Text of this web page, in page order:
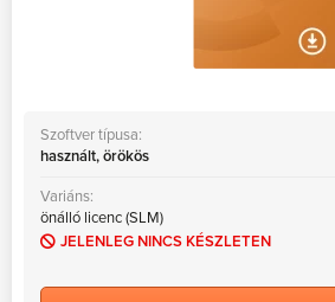
Szoftver típusa:
használt, örökös
Variáns:
önálló licenc (SLM)
JELENLEG NINCS KÉSZLETEN